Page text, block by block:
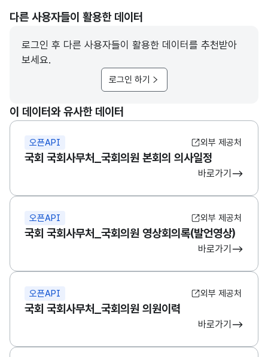
다른 사용자들이 활용한 데이터
로그인 후 다른 사용자들이 활용한 데이터를 추천받아
보세요.
로그인 하기
이 데이터와 유사한 데이터
오픈API 외부 제공처
국회 국회사무처_국회의원 본회의 의사일정
바로가기
오픈API 외부 제공처
국회 국회사무처_국회의원 영상회의록(발언영상)
바로가기
오픈API 외부 제공처
국회 국회사무처_국회의원 의원이력
바로가기